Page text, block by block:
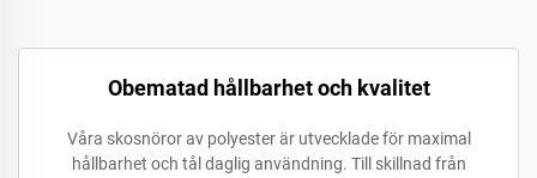
Obematad hållbarhet och kvalitet
Våra skosnöror av polyester är utvecklade för maximal
hållbarhet och tål daglig användning. Till skillnad från